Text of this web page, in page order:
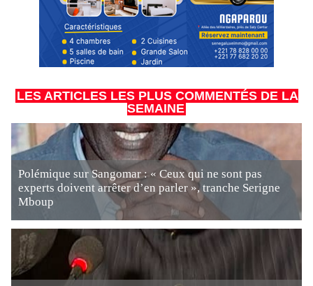
LES ARTICLES LES PLUS COMMENTÉS DE LA
SEMAINE
Polémique sur Sangomar : « Ceux qui ne sont pas
experts doivent arrêter d’en parler », tranche Serigne
Mboup